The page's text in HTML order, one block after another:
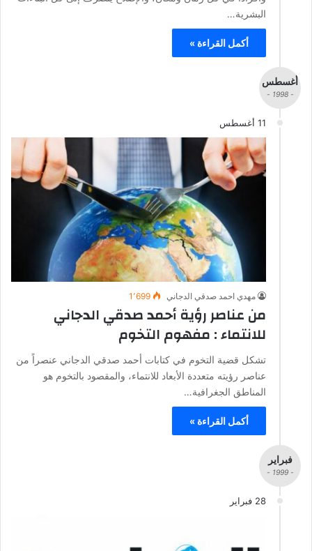
البشرية…
أكمل القراءة »
أغسطس
- 1998 -
11 أغسطس
مهدي احمد صدقي الدجاني 1٬699
من عناصر رؤية أحمد صدقي الدجاني
للانتماء : مفهوم التخوم
تشكل قضية التخوم في كتابات أحمد صدقي الدجاني عنصراً من
عناصر رؤيته متعددة الأبعاد للانتماء، والمقصود بالتخوم هو
المناطق الجغرافية…
أكمل القراءة »
فبراير
- 1999 -
28 فبراير